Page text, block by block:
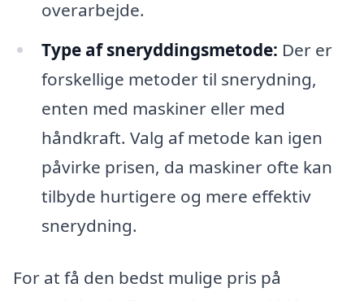
overarbejde.
Type af sneryddingsmetode: Der er
forskellige metoder til snerydning,
enten med maskiner eller med
håndkraft. Valg af metode kan igen
påvirke prisen, da maskiner ofte kan
tilbyde hurtigere og mere effektiv
snerydning.
For at få den bedst mulige pris på